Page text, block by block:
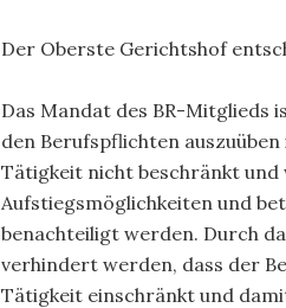
Der Oberste Gerichtshof
Das Mandat des BR-Mitglieds
den Berufspflichten
Tätigkeit nicht beschränkt und
Aufstiegsmöglichkeiten und
benachteiligt werden. Durch
verhindert werden, dass der
Tätigkeit einschränkt und